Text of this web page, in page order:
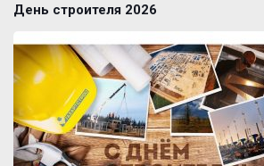
День строителя 2026